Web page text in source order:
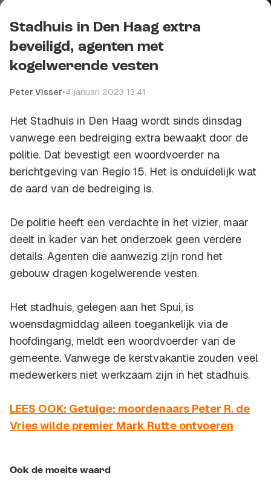
Kopieer link
Stadhuis in Den Haag extra
beveiligd, agenten met
kogelwerende vesten
Peter Visser•4 januari 2023 13:41
Het Stadhuis in Den Haag wordt sinds dinsdag
vanwege een bedreiging extra bewaakt door de
politie. Dat bevestigt een woordvoerder na
berichtgeving van Regio 15. Het is onduidelijk wat
de aard van de bedreiging is.
De politie heeft een verdachte in het vizier, maar
deelt in kader van het onderzoek geen verdere
details. Agenten die aanwezig zijn rond het
gebouw dragen kogelwerende vesten.
Het stadhuis, gelegen aan het Spui, is
woensdagmiddag alleen toegankelijk via de
hoofdingang, meldt een woordvoerder van de
gemeente. Vanwege de kerstvakantie zouden veel
medewerkers niet werkzaam zijn in het stadhuis.
LEES OOK: Getuige: moordenaars Peter R. de
Vries wilde premier Mark Rutte ontvoeren
Ook de moeite waard